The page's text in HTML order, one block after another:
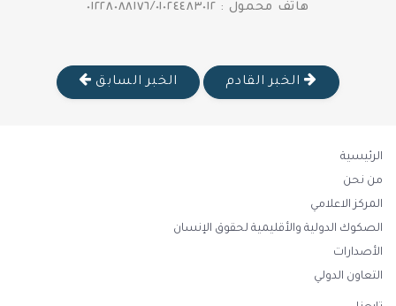
هاتف محمول : ٠١٢٢٨٠٨٨١٧٦/٠١٠٢٤٤٨٣٠١٢
الخبر القادم الخبر السابق
الرئيسية
من نحن
المركز الاعلامي
الصكوك الدولية والأقليمية لحقوق الإنسان
الأصدارات
التعاون الدولي